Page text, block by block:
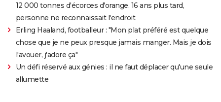
12 000 tonnes d'écorces d'orange. 16 ans plus tard,
personne ne reconnaissait l'endroit
Erling Haaland, footballeur : "Mon plat préféré est quelque
chose que je ne peux presque jamais manger. Mais je dois
l'avouer, j'adore ça"
Un défi réservé aux génies : il ne faut déplacer qu'une seule
allumette